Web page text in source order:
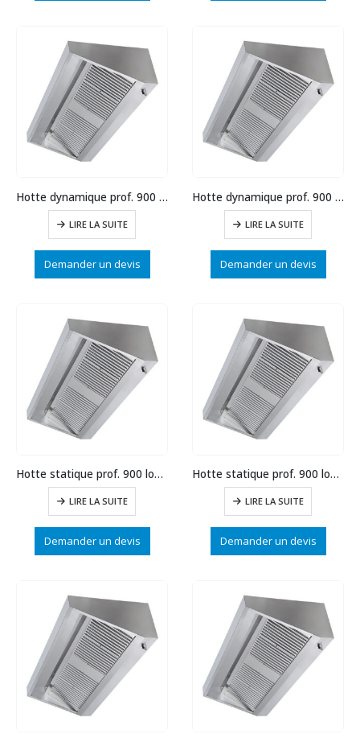
Hotte dynamique prof. 900 long.1500
LIRE LA SUITE
Demander un devis
Hotte dynamique prof. 900 long.1000
LIRE LA SUITE
Demander un devis
Hotte statique prof. 900 long.2500
LIRE LA SUITE
Demander un devis
Hotte statique prof. 900 long.2000
LIRE LA SUITE
Demander un devis